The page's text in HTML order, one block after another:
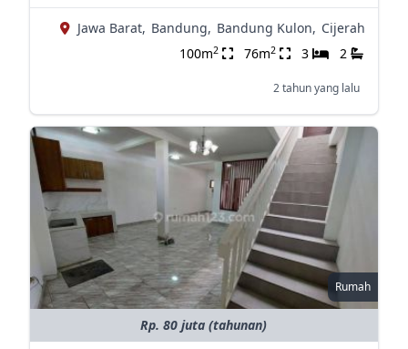
Jawa Barat, Bandung, Bandung Kulon, Cijerah
100m2 76m2 3 2
2 tahun yang lalu
Rumah
Rp. 80 juta (tahunan)